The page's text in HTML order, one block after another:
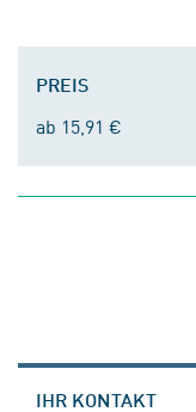
PREIS
ab 15,91 €
IHR KONTAKT